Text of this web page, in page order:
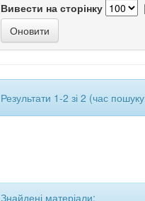
Вивести на сторінку |
Результати 1-2 зі 2 (час
Знайдені матеріали: